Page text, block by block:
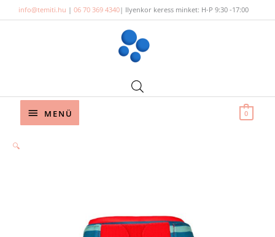
to
info@temiti.hu | 06 70 369 4340| Ilyenkor keress minket: H-P 9:30 -17:00
Below
MENÜ 0
🔍